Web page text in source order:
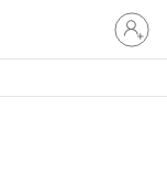
sa
k
kontu